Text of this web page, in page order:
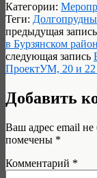
Категории:
Теги:
предыдущая запись
в Бурзянском
следующая запись
ПроектУМ, 20 и 22
Добавить
Ваш адрес email не
помечены *
Комментарий *